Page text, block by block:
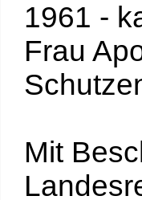
1961 -
Frau
Mit